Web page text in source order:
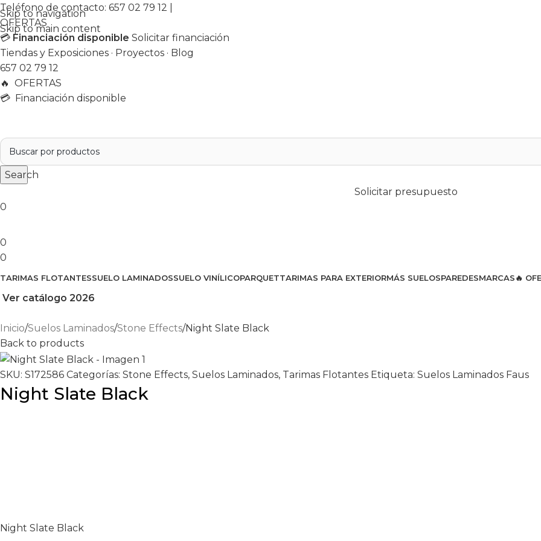
Skip to navigation
Skip to main content
Teléfono de contacto: 657 02 79 12
OFERTAS
💳 Financiación disponible Solicitar financiación
Tiendas y Exposiciones · Proyectos · Blog
657 02 79 12
🔥 OFERTAS
💳 Financiación disponible
Search
Solicitar presupuesto
0
0
0
TARIMAS FLOTANTESSUELO LAMINADOSSUELO VINÍLICOPARQUETTARIMAS PARA EXTERIORMÁS SUELOSPAREDESMARCAS🔥
Ver catálogo 2026
Inicio Suelos Laminados Stone Effects Night Slate Black
Back to products
SKU: S172586 Categorías: Stone Effects, Suelos Laminados, Tarimas Flotantes Etiqueta: Suelos Laminados Faus
Night Slate Black
Night Slate Black